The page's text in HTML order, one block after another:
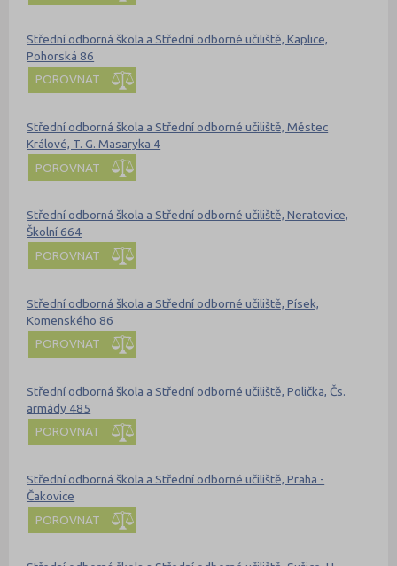
Střední odborná škola a Střední odborné učiliště, Kaplice,
Pohorská 86
POROVNAT
Střední odborná škola a Střední odborné učiliště, Městec
Králové, T. G. Masaryka 4
POROVNAT
Střední odborná škola a Střední odborné učiliště, Neratovice,
Školní 664
POROVNAT
Střední odborná škola a Střední odborné učiliště, Písek,
Komenského 86
POROVNAT
Střední odborná škola a Střední odborné učiliště, Polička, Čs.
armády 485
POROVNAT
Střední odborná škola a Střední odborné učiliště, Praha -
Čakovice
POROVNAT